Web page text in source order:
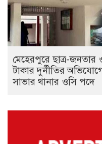
মেহেরপুরে ছাত্র-
টাকার দুর্নীতির
সাভার থানার ওসি পদে